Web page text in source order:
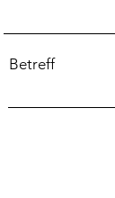
Betreff